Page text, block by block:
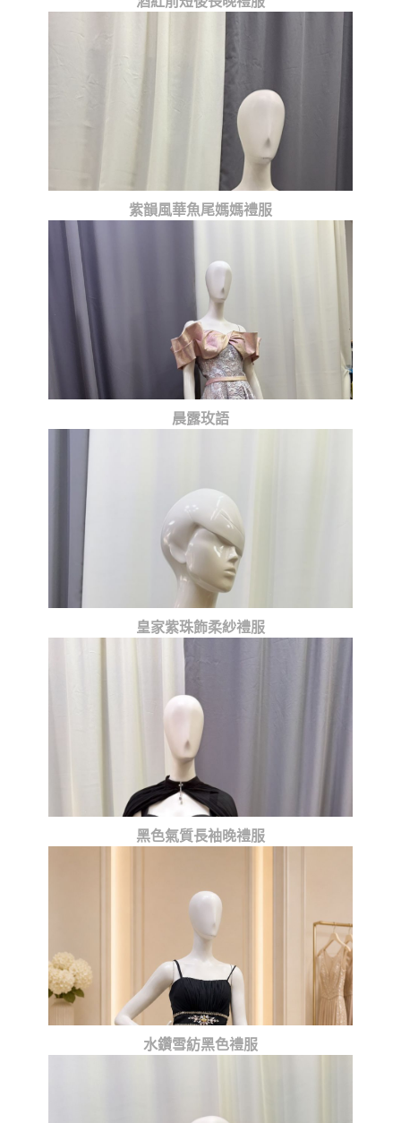
紫韻風華魚尾媽媽禮服
晨露玫語
皇家紫珠飾柔紗禮服
黑色氣質長袖晚禮服
水鑽雪紡黑色禮服